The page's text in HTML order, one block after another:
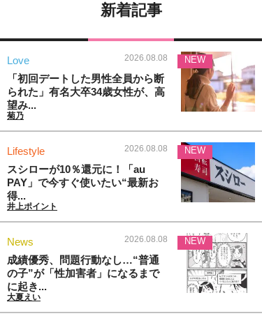
新着記事
Love 2026.08.08
「初回デートした男性全員から断
られた」有名大卒34歳女性が、高
望み...
菊乃
NEW
Lifestyle 2026.08.08
スシローが10％還元に！「au
PAY」で今すぐ使いたい“最新お
得...
井上ポイント
NEW
News 2026.08.08
成績優秀、問題行動なし…“普通
の子”が「性加害者」になるまで
に起き...
大夏えい
NEW